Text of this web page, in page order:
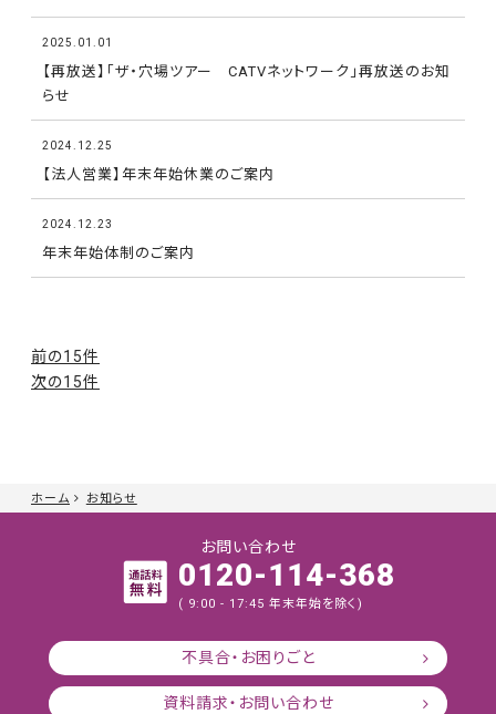
ホーム お知らせ
2025.01.01
【再放送】「ザ・穴場ツアー CATVネットワーク」再放送のお知
らせ
2024.12.25
【法人営業】年末年始休業のご案内
2024.12.23
年末年始体制のご案内
前の15件
次の15件
お問い合わせ
0120-114-368
( 9:00 - 17:45 年末年始を除く)
不具合・お困りごと
資料請求・お問い合わせ